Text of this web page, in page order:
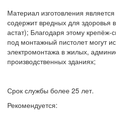
Материал изготовления
содержит вредных для здоровья
астат); Благодаря этому крепёж-
под монтажный пистолет могут
электромонтажа в жилых,
производственных зданиях;
Срок службы более 25 лет.
Рекомендуется: